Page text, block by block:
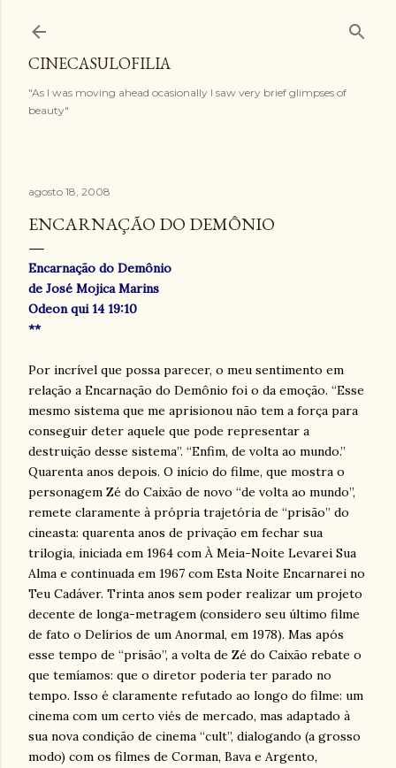
CINECASULOFILIA
"As I was moving ahead ocasionally I saw very brief glimpses of
beauty"
agosto 18, 2008
ENCARNAÇÃO DO DEMÔNIO
Encarnação do Demônio
de José Mojica Marins
Odeon qui 14 19:10
**
Por incrível que possa parecer, o meu sentimento em
relação a Encarnação do Demônio foi o da emoção. “Esse
mesmo sistema que me aprisionou não tem a força para
conseguir deter aquele que pode representar a
destruição desse sistema”. “Enfim, de volta ao mundo.”
Quarenta anos depois. O início do filme, que mostra o
personagem Zé do Caixão de novo “de volta ao mundo”,
remete claramente à própria trajetória de “prisão” do
cineasta: quarenta anos de privação em fechar sua
trilogia, iniciada em 1964 com À Meia-Noite Levarei Sua
Alma e continuada em 1967 com Esta Noite Encarnarei no
Teu Cadáver. Trinta anos sem poder realizar um projeto
decente de longa-metragem (considero seu último filme
de fato o Delírios de um Anormal, em 1978). Mas após
esse tempo de “prisão”, a volta de Zé do Caixão rebate o
que temíamos: que o diretor poderia ter parado no
tempo. Isso é claramente refutado ao longo do filme: um
cinema com um certo viés de mercado, mas adaptado à
sua nova condição de cinema “cult”, dialogando (a grosso
modo) com os filmes de Corman, Bava e Argento,